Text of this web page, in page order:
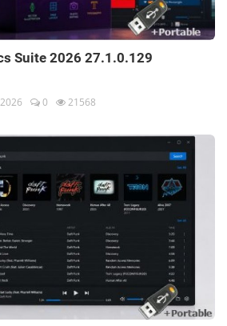
Suite 2026 27.1.0.129
0 21568